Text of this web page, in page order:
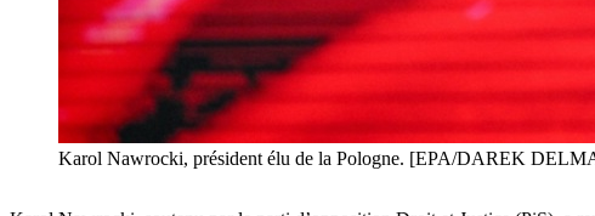
Karol Nawrocki, président élu de la Pologne. [EPA/DAREK